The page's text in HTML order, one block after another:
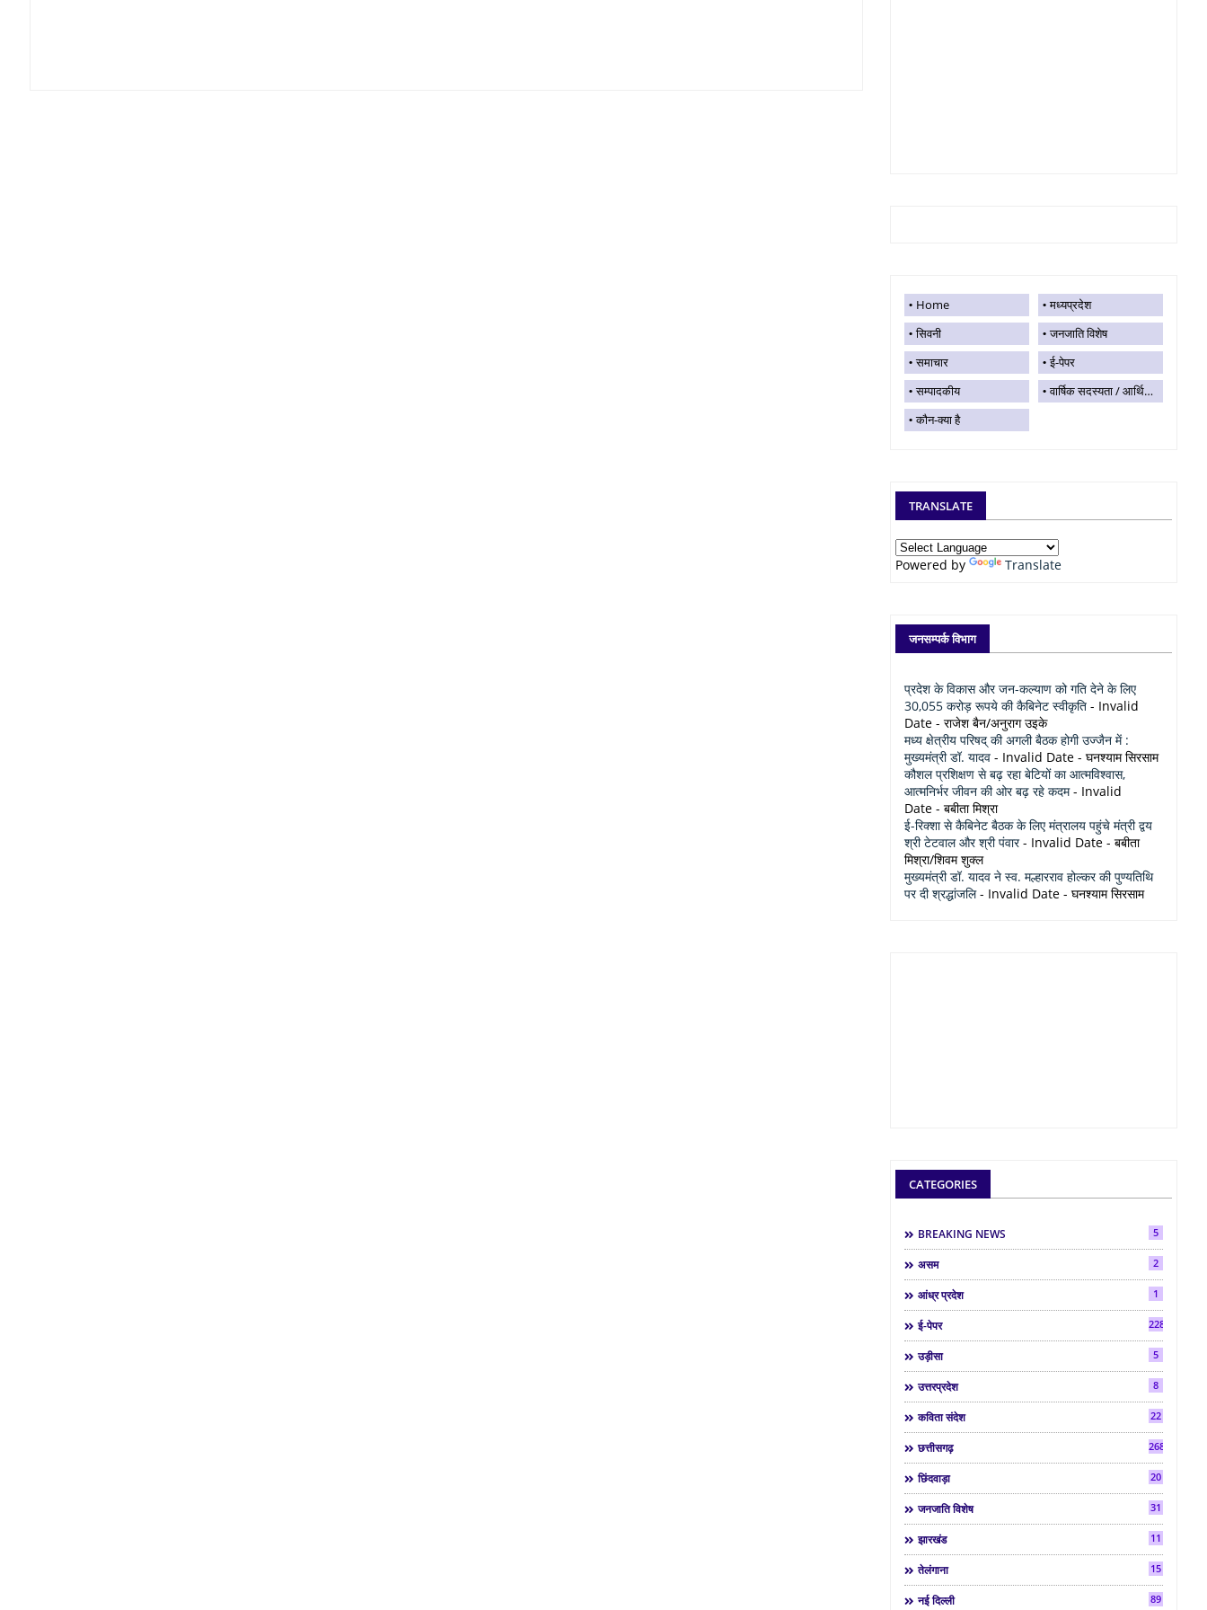
Home
मध्यप्रदेश
सिवनी
जनजाति विशेष
समाचार
ई-पेपर
सम्पादकीय
वार्षिक सदस्यता / आर्थिक सहयोग
कौन-क्या है
TRANSLATE
Powered by Translate
जनसम्पर्क विभाग
प्रदेश के विकास और जन-कल्याण को गति देने के लिए
30,055 करोड़ रूपये की कैबिनेट स्वीकृति - Invalid
Date - राजेश बैन/अनुराग उइके
मध्य क्षेत्रीय परिषद् की अगली बैठक होगी उज्जैन में :
मुख्यमंत्री डॉ. यादव - Invalid Date - घनश्याम सिरसाम
कौशल प्रशिक्षण से बढ़ रहा बेटियों का आत्मविश्वास,
आत्मनिर्भर जीवन की ओर बढ़ रहे कदम- Invalid
Date - बबीता मिश्रा
ई-रिक्शा से कैबिनेट बैठक के लिए मंत्रालय पहुंचे मंत्री द्वय
श्री टेटवाल और श्री पंवार- Invalid Date - बबीता
मिश्रा/शिवम शुक्ल
मुख्यमंत्री डॉ. यादव ने स्व. मल्हारराव होल्कर की पुण्यतिथि
पर दी श्रद्धांजलि- Invalid Date - घनश्याम सिरसाम
CATEGORIES
BREAKING NEWS 5
असम 2
आंध्र प्रदेश 1
ई-पेपर 2286
उड़ीसा 5
उत्तरप्रदेश 8
कविता संदेश 22
छत्तीसगढ़ 268
छिंदवाड़ा 20
जनजाति विशेष 31
झारखंड 11
तेलंगाना 15
नई दिल्ली 89